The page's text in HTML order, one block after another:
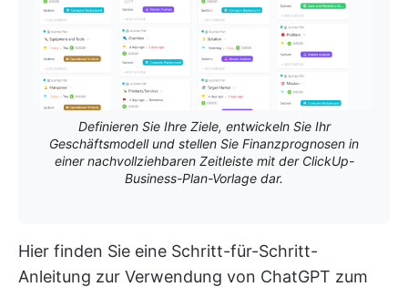
Definieren Sie Ihre Ziele, entwickeln Sie Ihr
Geschäftsmodell und stellen Sie Finanzprognosen in
einer nachvollziehbaren Zeitleiste mit der ClickUp-
Business-Plan-Vorlage dar.
Hier finden Sie eine Schritt-für-Schritt-
Anleitung zur Verwendung von ChatGPT zum